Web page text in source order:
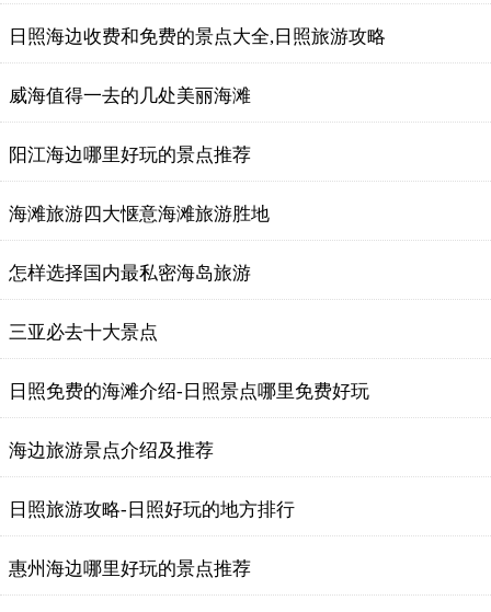
日照海边收费和免费的景点大全,日照旅游攻略
威海值得一去的几处美丽海滩
阳江海边哪里好玩的景点推荐
海滩旅游四大惬意海滩旅游胜地
怎样选择国内最私密海岛旅游
三亚必去十大景点
日照免费的海滩介绍-日照景点哪里免费好玩
海边旅游景点介绍及推荐
日照旅游攻略-日照好玩的地方排行
惠州海边哪里好玩的景点推荐